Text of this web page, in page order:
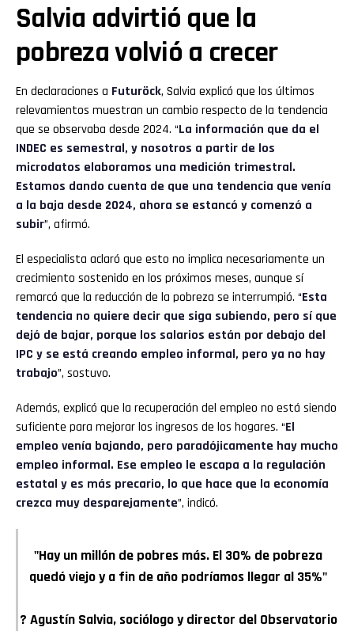
Salvia advirtió que la
pobreza volvió a crecer
En declaraciones a Futuröck, Salvia explicó que los últimos
relevamientos muestran un cambio respecto de la tendencia
que se observaba desde 2024. “La información que da el
INDEC es semestral, y nosotros a partir de los
microdatos elaboramos una medición trimestral.
Estamos dando cuenta de que una tendencia que venía
a la baja desde 2024, ahora se estancó y comenzó a
subir”, afirmó.
El especialista aclaró que esto no implica necesariamente un
crecimiento sostenido en los próximos meses, aunque sí
remarcó que la reducción de la pobreza se interrumpió. “Esta
tendencia no quiere decir que siga subiendo, pero sí que
dejó de bajar, porque los salarios están por debajo del
IPC y se está creando empleo informal, pero ya no hay
trabajo”, sostuvo.
Además, explicó que la recuperación del empleo no está siendo
suficiente para mejorar los ingresos de los hogares. “El
empleo venía bajando, pero paradójicamente hay mucho
empleo informal. Ese empleo le escapa a la regulación
estatal y es más precario, lo que hace que la economía
crezca muy desparejamente”, indicó.
"Hay un millón de pobres más. El 30% de pobreza
quedó viejo y a fin de año podríamos llegar al 35%"
? Agustín Salvia, sociólogo y director del Observatorio